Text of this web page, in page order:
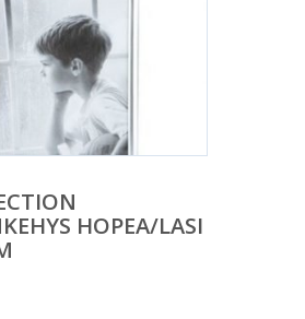
HOPEA/LASI